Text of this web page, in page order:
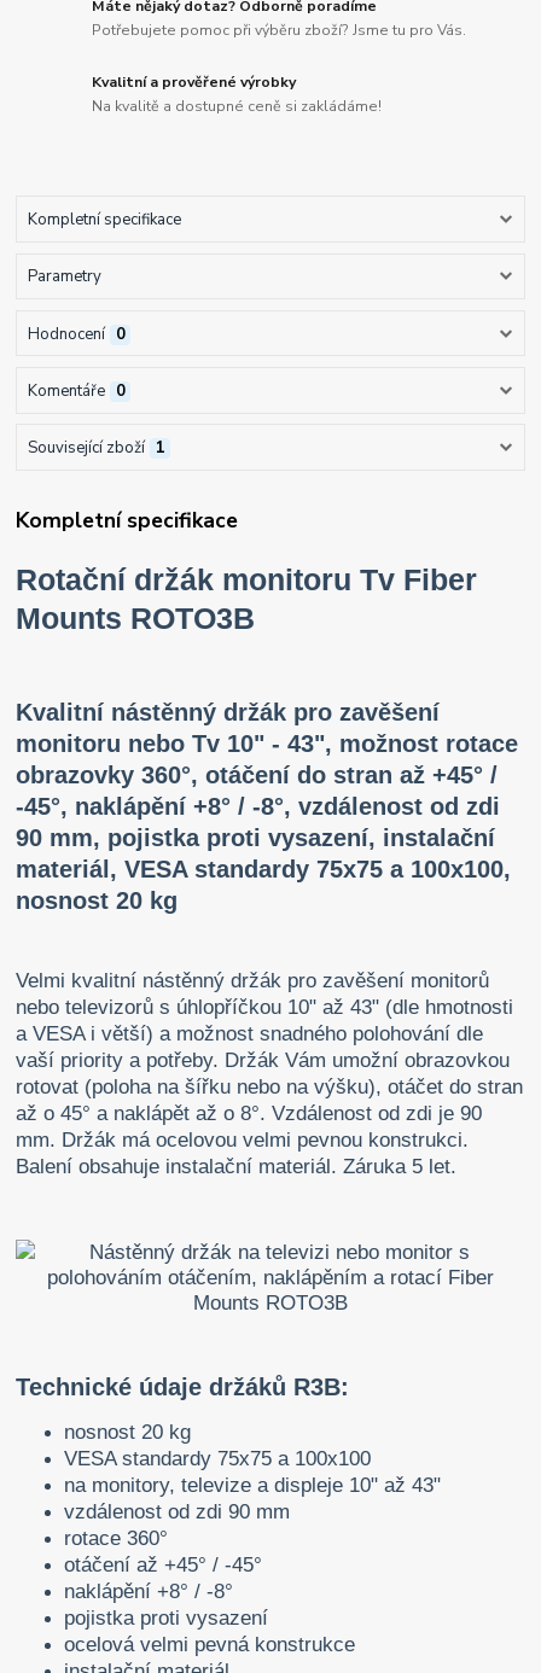
Máte nějaký dotaz? Odborně poradíme
Potřebujete pomoc při výběru zboží? Jsme tu pro Vás.
Kvalitní a prověřené výrobky
Na kvalitě a dostupné ceně si zakládáme!
Kompletní specifikace
Parametry
Hodnocení 0
Komentáře 0
Související zboží 1
Kompletní specifikace
Rotační držák monitoru Tv Fiber
Mounts ROTO3B
Kvalitní nástěnný držák pro zavěšení
monitoru nebo Tv 10" - 43", možnost rotace
obrazovky 360°, otáčení do stran až +45° /
-45°, naklápění +8° / -8°, vzdálenost od zdi
90 mm, pojistka proti vysazení, instalační
materiál, VESA standardy 75x75 a 100x100,
nosnost 20 kg
Velmi kvalitní nástěnný držák pro zavěšení monitorů
nebo televizorů s úhlopříčkou 10" až 43" (dle hmotnosti
a VESA i větší) a možnost snadného polohování dle
vaší priority a potřeby. Držák Vám umožní obrazovkou
rotovat (poloha na šířku nebo na výšku), otáčet do stran
až o 45° a naklápět až o 8°. Vzdálenost od zdi je 90
mm. Držák má ocelovou velmi pevnou konstrukci.
Balení obsahuje instalační materiál. Záruka 5 let.
Technické údaje držáků R3B:
nosnost 20 kg
VESA standardy 75x75 a 100x100
na monitory, televize a displeje 10" až 43"
vzdálenost od zdi 90 mm
rotace 360°
otáčení až +45° / -45°
naklápění +8° / -8°
pojistka proti vysazení
ocelová velmi pevná konstrukce